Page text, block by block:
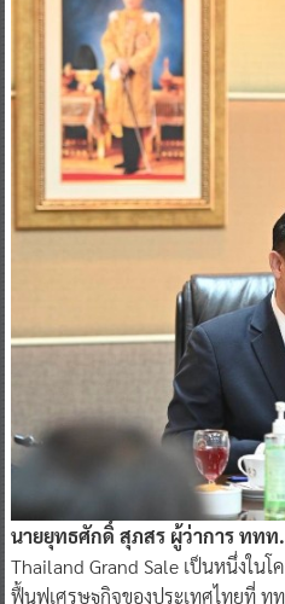
นายยุทธศักดิ์ สุภสร ผู้ว่าการ ททท.